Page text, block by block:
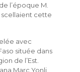
l’époque M.
scellaient cette
avec
située dans
de l’Est.
Marc Yonli,